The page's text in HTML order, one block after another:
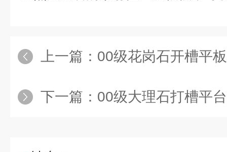
上一篇： 00级花岗石开槽平板
下一篇： 00级大理石打槽平台